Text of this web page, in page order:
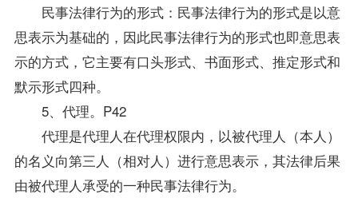
民事法律行为的形式：民事法律行为的形式是以意
思表示为基础的，因此民事法律行为的形式也即意思表
示的方式，它主要有口头形式、书面形式、推定形式和
默示形式四种。
5、代理。P42
代理是代理人在代理权限内，以被代理人（本人）
的名义向第三人（相对人）进行意思表示，其法律后果
由被代理人承受的一种民事法律行为。